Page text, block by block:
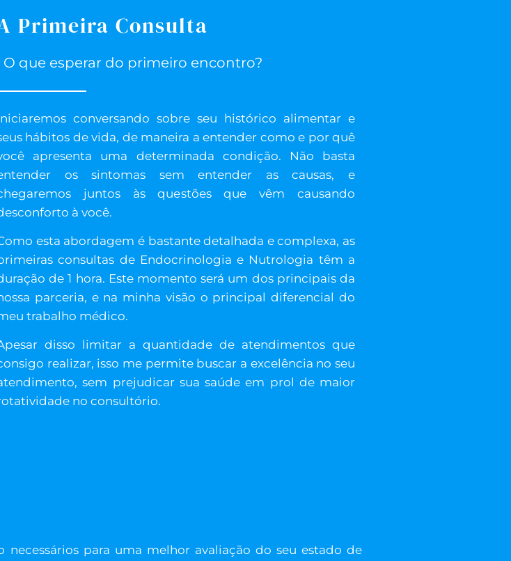
Primeira Consulta
O que esperar do primeiro encontro?
conversando sobre seu histórico alimentar e
hábitos de vida, de maneira a entender como e por quê
apresenta uma determinada condição. Não basta
os sintomas sem entender as causas, e
juntos às questões que vêm causando
à você.
esta abordagem é bastante detalhada e complexa, as
consultas de Endocrinologia e Nutrologia têm a
de 1 hora. Este momento será um dos principais da
parceria, e na minha visão o principal diferencial do
trabalho médico.
disso limitar a quantidade de atendimentos que
realizar, isso me permite buscar a excelência no seu
sem prejudicar sua saúde em prol de maior
no consultório.
para uma melhor avaliação do seu estado de